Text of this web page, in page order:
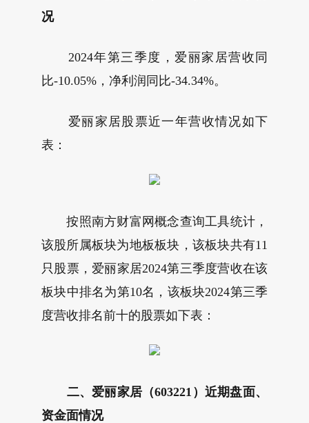
况
2024年第三季度，爱丽家居营收同
比-10.05%，净利润同比-34.34%。
爱丽家居股票近一年营收情况如下
表：
按照南方财富网概念查询工具统计，
该股所属板块为地板板块，该板块共有11
只股票，爱丽家居2024第三季度营收在该
板块中排名为第10名，该板块2024第三季
度营收排名前十的股票如下表：
二、爱丽家居（603221）近期盘面、
资金面情况